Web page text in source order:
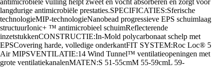
antimicrobiële vulling helpt zweet en vocht absorberen en zorgt voor
langdurige antimicrobiële prestaties.SPECIFICATIES:Sferische
technologieMIP-technologieNanobead progressieve EPS schuimlaag
structuurIonic+ ™ antimicrobieel schuimReflecterende
inzetstukkenCONSTRUCTIE:In-Mold polycarbonaat schelp met
EPSCovering harde, volledige onderkantFIT SYSTEM:Roc Loc® 5
Air MIPSVENTILATIE:14 Wind Tunnel™ ventilatieopeningen met
grote ventilatiekanalenMATEN:S 51-55cmM 55-59cmL 59-